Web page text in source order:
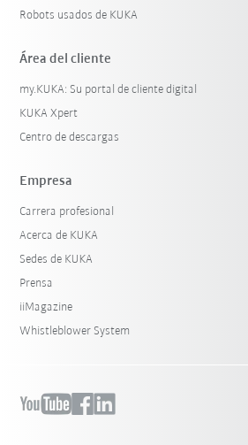
Robots usados de KUKA
Área del cliente
my.KUKA: Su portal de cliente digital
KUKA Xpert
Centro de descargas
Empresa
Carrera profesional
Acerca de KUKA
Sedes de KUKA
Prensa
iiMagazine
Whistleblower System